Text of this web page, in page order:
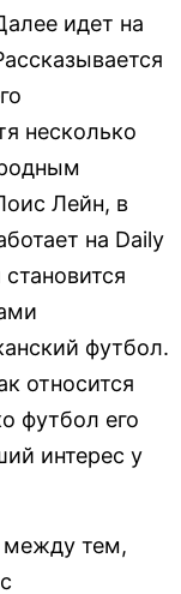
идет на
несколько
Лейн, в
на Daily
футбол.
относится
футбол его
интерес у
между тем,